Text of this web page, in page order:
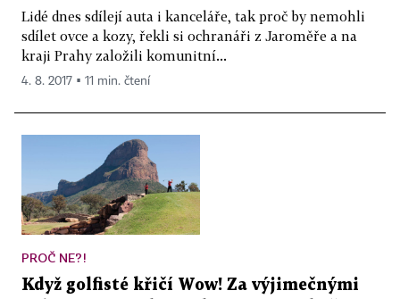
Lidé dnes sdílejí auta i kanceláře, tak proč by nemohli
sdílet ovce a kozy, řekli si ochranáři z Jaroměře a na
kraji Prahy založili komunitní...
4. 8. 2017 ▪ 11 min. čtení
PROČ NE?!
Když golfisté křičí Wow! Za výjimečnými